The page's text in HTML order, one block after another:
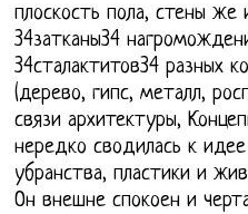
плоскость пола, стены же
34затканы34
34сталактитов34 разных
(дерево, гипс, металл,
связи архитектуры,
нередко сводилась к
убранства, пластики и
Он внешне спокоен и